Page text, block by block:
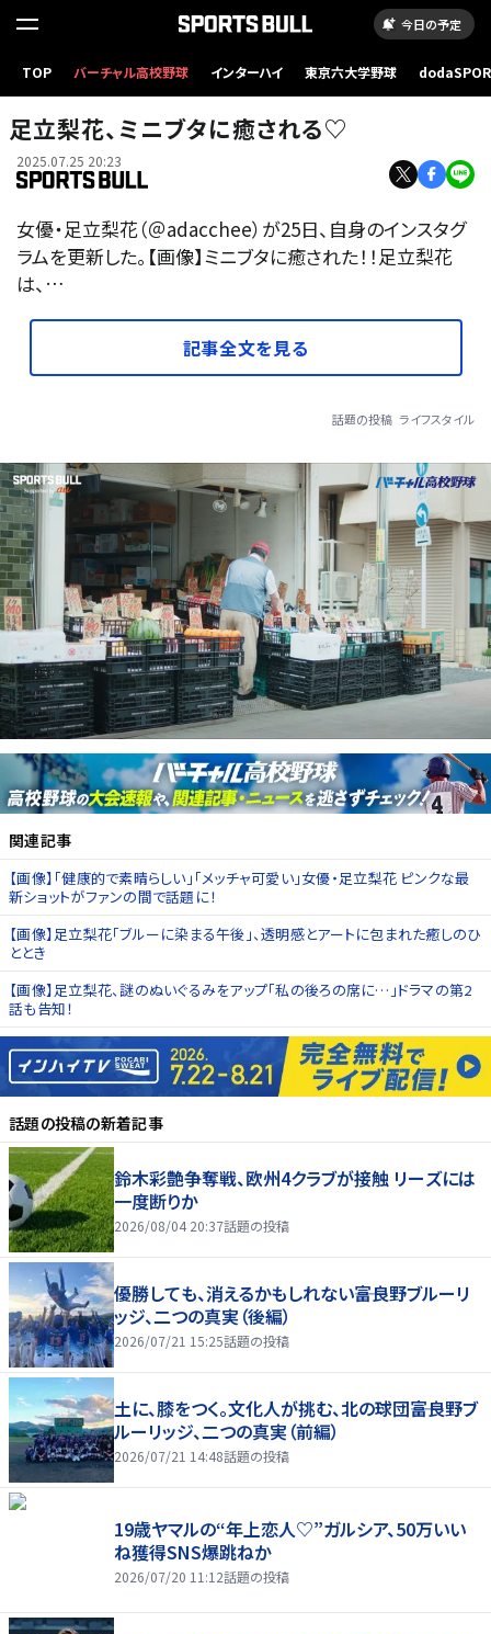
今日の予定
TOP バーチャル高校野球 インターハイ 東京六大学野球
足立梨花、ミニブタに癒される♡
2025.07.25 20:23
女優・足立梨花（＠adacchee）が25日、自身のインスタグ
ラムを更新した。【画像】ミニブタに癒された！！足立梨花
は、…
記事全文を見る
話題の投稿 ライフスタイル
関連記事
【画像】「健康的で素晴らしい」「メッチャ可愛い」女優・足立梨花 ピンクな最
新ショットがファンの間で話題に！
【画像】足立梨花「ブルーに染まる午後」、透明感とアートに包まれた癒しのひ
ととき
【画像】足立梨花、謎のぬいぐるみをアップ「私の後ろの席に…」ドラマの第2
話も告知！
話題の投稿の新着記事
鈴木彩艶争奪戦、欧州4クラブが接触 リーズには
一度断りか
2026/08/04 20:37話題の投稿
優勝しても、消えるかもしれない――富良野ブルーリ
ッジ、二つの真実（後編）
2026/07/21 15:25話題の投稿
土に、膝をつく。文化人が挑む、北の球団――富良野ブ
ルーリッジ、二つの真実（前編）
2026/07/21 14:48話題の投稿
19歳ヤマルの“年上恋人♡”ガルシア、50万いい
ね獲得SNS爆跳ねか
2026/07/20 11:12話題の投稿